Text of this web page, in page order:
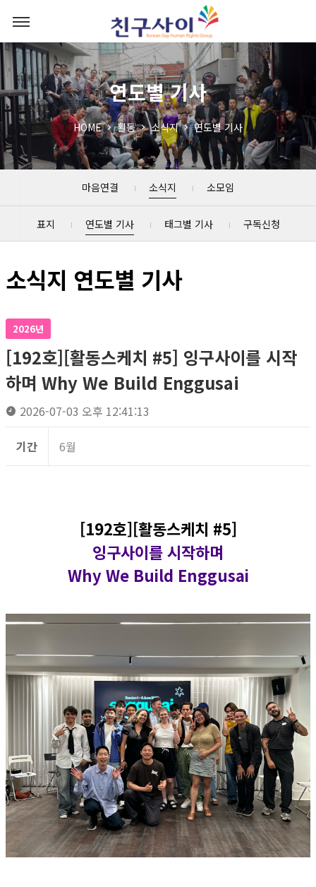
연도별 기사
HOME 활동 소식지 연도별 기사
마음연결 소식지 소모임
표지 연도별 기사 태그별 기사 구독신청
소식지 연도별 기사
2026년
[192호][활동스케치 #5] 잉구사이를 시작
하며 Why We Build Enggusai
2026-07-03 오후 12:41:13
기간 6월
[192호][활동스케치 #5]
잉구사이를 시작하며
Why We Build Enggusai